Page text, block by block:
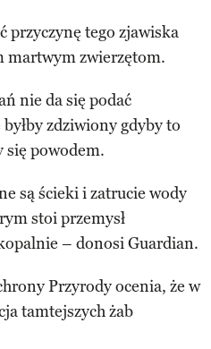
przyczynę tego zjawiska
martwym zwierzętom.
nie da się podać
zdziwiony gdyby to
się powodem.
są ścieki i zatrucie wody
stoi przemysł
– donosi Guardian.
Przyrody ocenia, że w
tamtejszych żab